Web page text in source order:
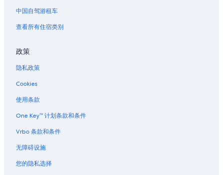
中国自驾游租车
查看所有住宿类别
政策
隐私政策
Cookies
使用条款
One Key™ 计划条款和条件
Vrbo 条款和条件
无障碍设施
您的隐私选择